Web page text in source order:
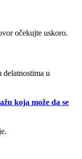
očekujte uskoro.
u
koja može da se